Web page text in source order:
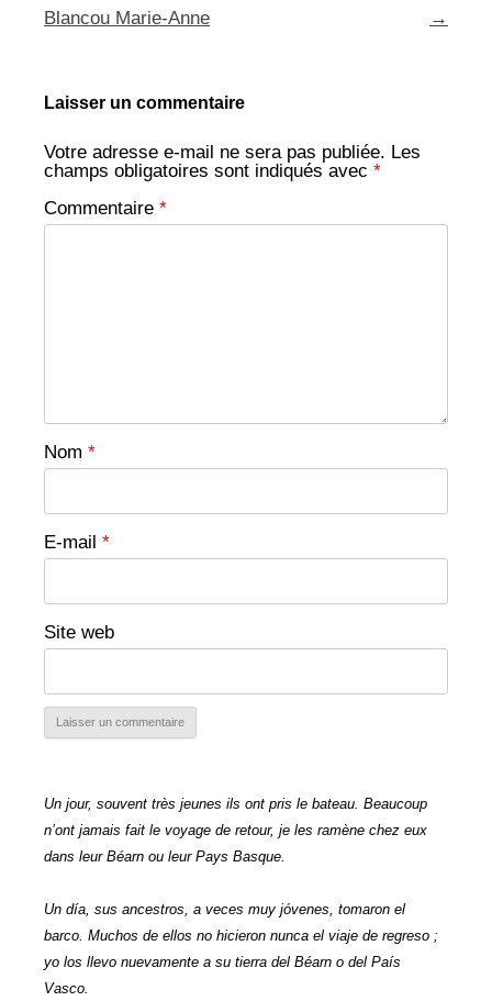
des
Blancou Marie-Anne →
Laisser un commentaire
Votre adresse e-mail ne sera pas publiée. Les
champs obligatoires sont indiqués avec *
Commentaire *
Nom *
E-mail *
Site web
Un jour, souvent très jeunes ils ont pris le bateau. Beaucoup
n’ont jamais fait le voyage de retour, je les ramène chez eux
dans leur Béarn ou leur Pays Basque.
Un día, sus ancestros, a veces muy jóvenes, tomaron el
barco. Muchos de ellos no hicieron nunca el viaje de regreso ;
yo los llevo nuevamente a su tierra del Béarn o del País
Vasco.